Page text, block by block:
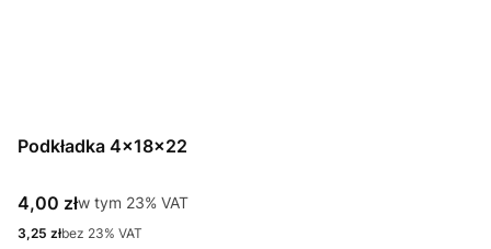
Podkładka 4x18x22
Cena brutto
4,00 złw tym %s VAT
w tym 23% VAT
Cena netto
3,25 złbez 23% VAT